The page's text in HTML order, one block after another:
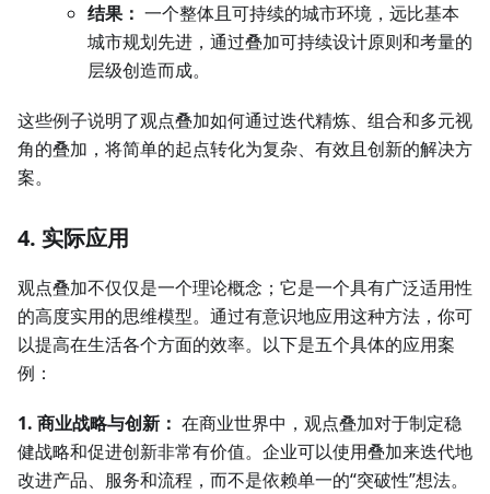
结果： 一个整体且可持续的城市环境，远比基本
城市规划先进，通过叠加可持续设计原则和考量的
层级创造而成。
这些例子说明了观点叠加如何通过迭代精炼、组合和多元视
角的叠加，将简单的起点转化为复杂、有效且创新的解决方
案。
4. 实际应用
观点叠加不仅仅是一个理论概念；它是一个具有广泛适用性
的高度实用的思维模型。通过有意识地应用这种方法，你可
以提高在生活各个方面的效率。以下是五个具体的应用案
例：
1. 商业战略与创新： 在商业世界中，观点叠加对于制定稳
健战略和促进创新非常有价值。企业可以使用叠加来迭代地
改进产品、服务和流程，而不是依赖单一的“突破性”想法。